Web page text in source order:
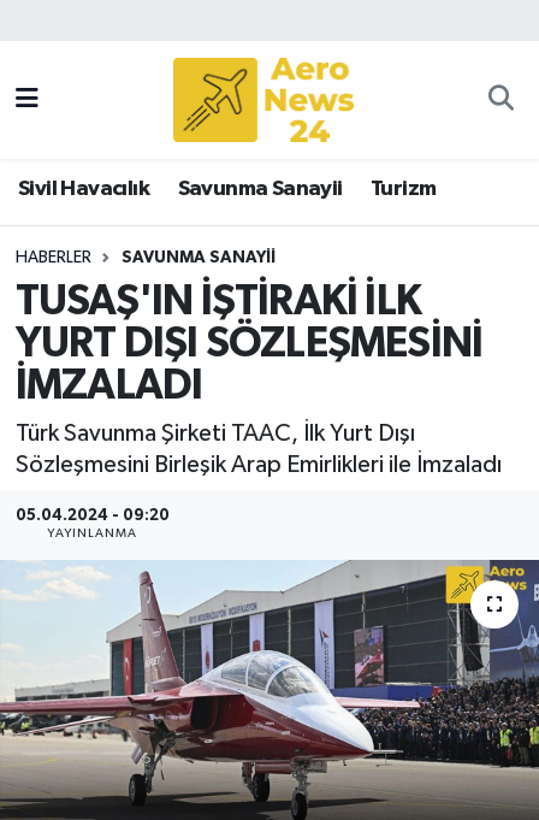
Sivil Havacılık Savunma Sanayii Turizm
HABERLER SAVUNMA SANAYII
TUSAŞ'IN İŞTİRAKİ İLK
YURT DIŞI SÖZLEŞMESİNİ
İMZALADI
Türk Savunma Şirketi TAAC, İlk Yurt Dışı
Sözleşmesini Birleşik Arap Emirlikleri ile İmzaladı
05.04.2024 - 09:20
YAYINLANMA